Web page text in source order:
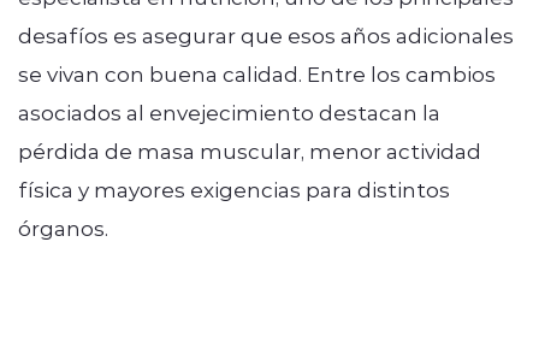
desafíos es asegurar que esos años adicionales
se vivan con buena calidad. Entre los cambios
asociados al envejecimiento destacan la
pérdida de masa muscular, menor actividad
física y mayores exigencias para distintos
órganos.